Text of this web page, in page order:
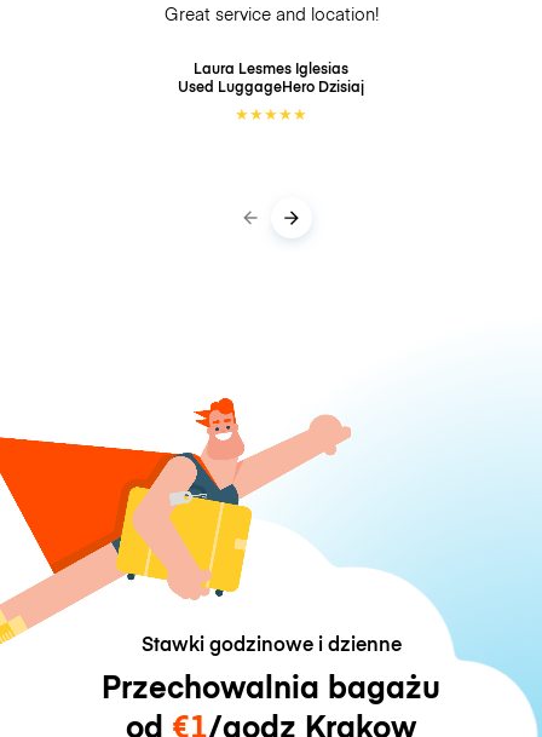
Great service and location!
Laura Lesmes Iglesias
Used LuggageHero Dzisiaj
★★★★★
Stawki godzinowe i dzienne
Przechowalnia bagażu
od €1/godz Krakow